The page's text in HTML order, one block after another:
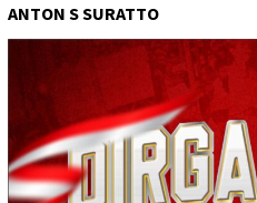
ANTON S SURATTO